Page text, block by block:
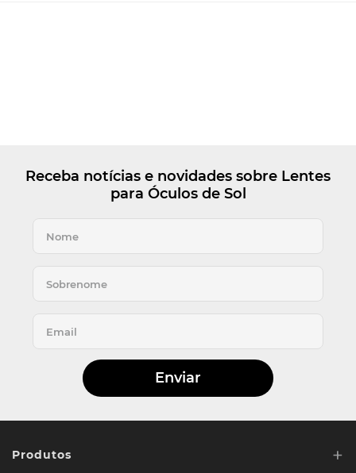
Receba notícias e novidades sobre Lentes
para Óculos de Sol
Enviar
Produtos +